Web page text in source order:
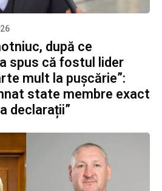
după ce
spus că fostul lider
mult la pușcărie”:
state membre exact
declarații”